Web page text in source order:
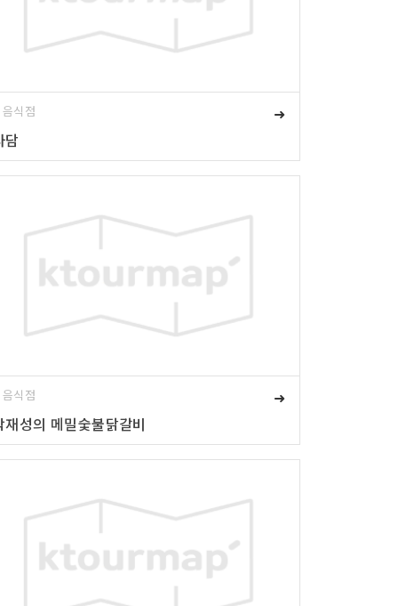
식점
➜
담
식점
➜
재성의 메밀숯불닭갈비